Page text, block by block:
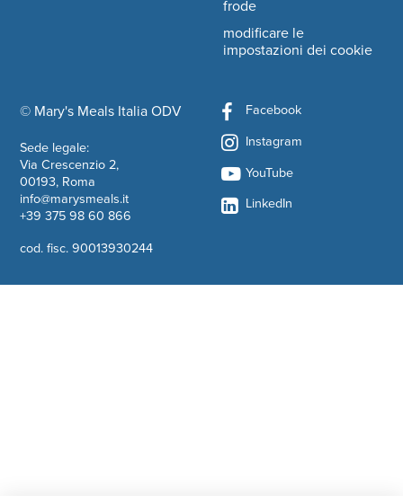
© Mary's Meals Italia ODVcompany information
Sede legale:
Via Crescenzio 2,
00193, Roma
info@marysmeals.it
+39 375 98 60 866
cod. fisc. 90013930244
frode
modificare le
impostazioni dei cookie
Facebook
Instagram
YouTube
LinkedIn